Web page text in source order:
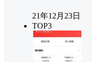
21年12月23日
TOP3